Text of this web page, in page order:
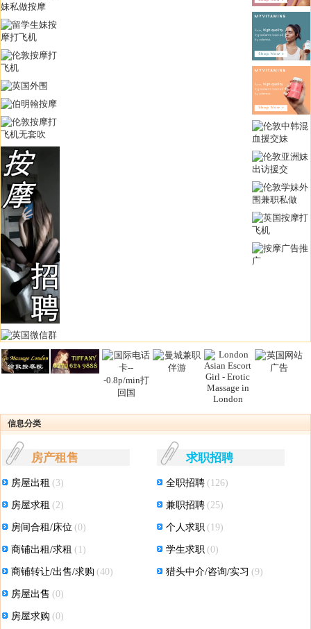
信息分类
房产租售
房屋出租 (3)
房屋求租 (2)
房间合租/床位 (0)
商铺出租/求租 (1)
商铺转让/出售/求购 (40)
房屋出售 (0)
房屋求购 (0)
求职招聘
全职招聘 (126)
兼职招聘 (25)
个人求职 (19)
学生求职 (0)
猎头中介/咨询/实习 (9)